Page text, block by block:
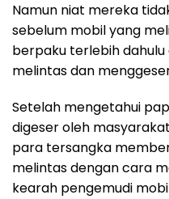
Namun niat mereka
sebelum mobil yang
berpaku terlebih
melintas dan
Setelah mengetahui
digeser oleh
para tersangka
melintas dengan cara
kearah pengemudi